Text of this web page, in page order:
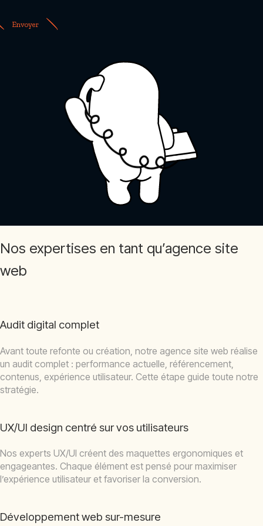
Envoyer
Nos expertises en tant qu’agence site
web
Audit digital complet
Avant toute refonte ou création, notre agence site web réalise
un audit complet : performance actuelle, référencement,
contenus, expérience utilisateur. Cette étape guide toute notre
stratégie.
UX/UI design centré sur vos utilisateurs
Nos experts UX/UI créent des maquettes ergonomiques et
engageantes. Chaque élément est pensé pour maximiser
l’expérience utilisateur et favoriser la conversion.
Développement web sur-mesure